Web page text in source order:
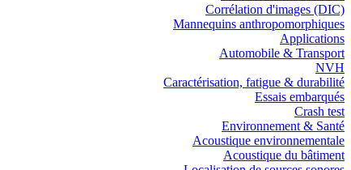
Corrélation d'images (DIC)
Mannequins anthropomorphiques
Applications
Automobile & Transport
NVH
Caractérisation, fatigue & durabilité
Essais embarqués
Crash test
Environnement & Santé
Acoustique environnementale
Acoustique du bâtiment